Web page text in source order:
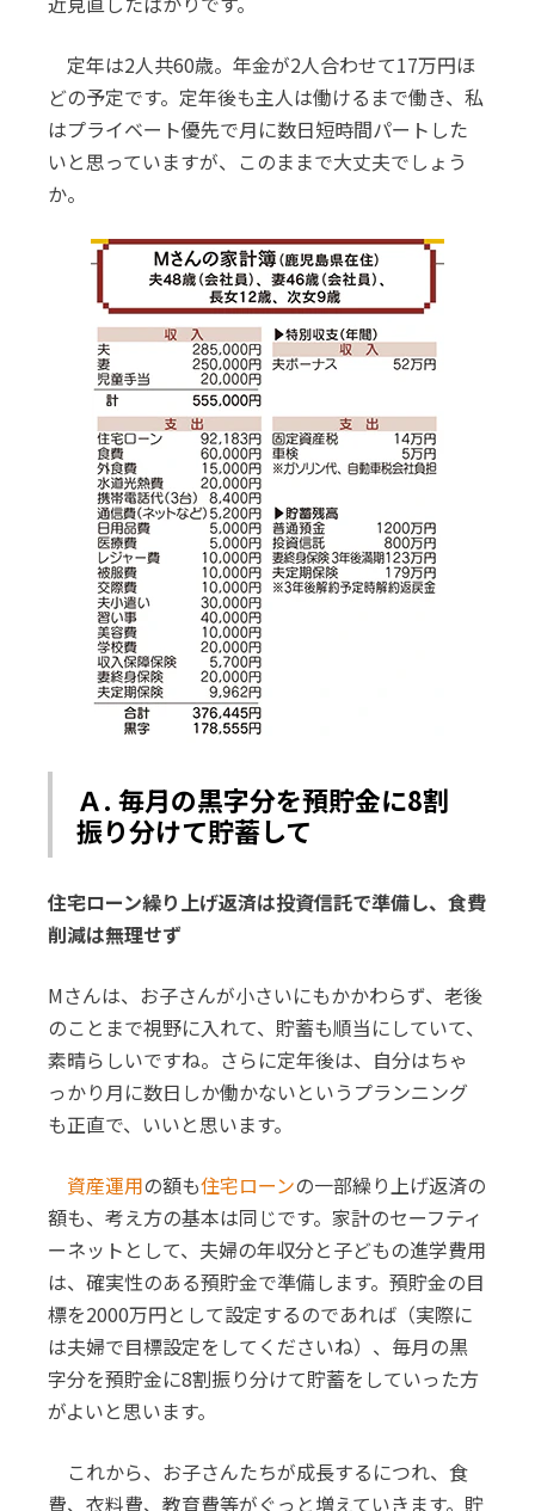
定年は2人共60歳。年金が2人合わせて17万円ほ
どの予定です。定年後も主人は働けるまで働き、私
はプライベート優先で月に数日短時間パートした
いと思っていますが、このままで大丈夫でしょう
か。
Ａ. 毎月の黒字分を預貯金に8割
振り分けて貯蓄して
住宅ローン繰り上げ返済は投資信託で準備し、食費
削減は無理せず
Mさんは、お子さんが小さいにもかかわらず、老後
のことまで視野に入れて、貯蓄も順当にしていて、
素晴らしいですね。さらに定年後は、自分はちゃ
っかり月に数日しか働かないというプランニング
も正直で、いいと思います。
資産運用の額も住宅ローンの一部繰り上げ返済の
額も、考え方の基本は同じです。家計のセーフティ
ーネットとして、夫婦の年収分と子どもの進学費用
は、確実性のある預貯金で準備します。預貯金の目
標を2000万円として設定するのであれば（実際に
は夫婦で目標設定をしてくださいね）、毎月の黒
字分を預貯金に8割振り分けて貯蓄をしていった方
がよいと思います。
これから、お子さんたちが成長するにつれ、食
費、衣料費、教育費等がぐっと増えていきます。貯